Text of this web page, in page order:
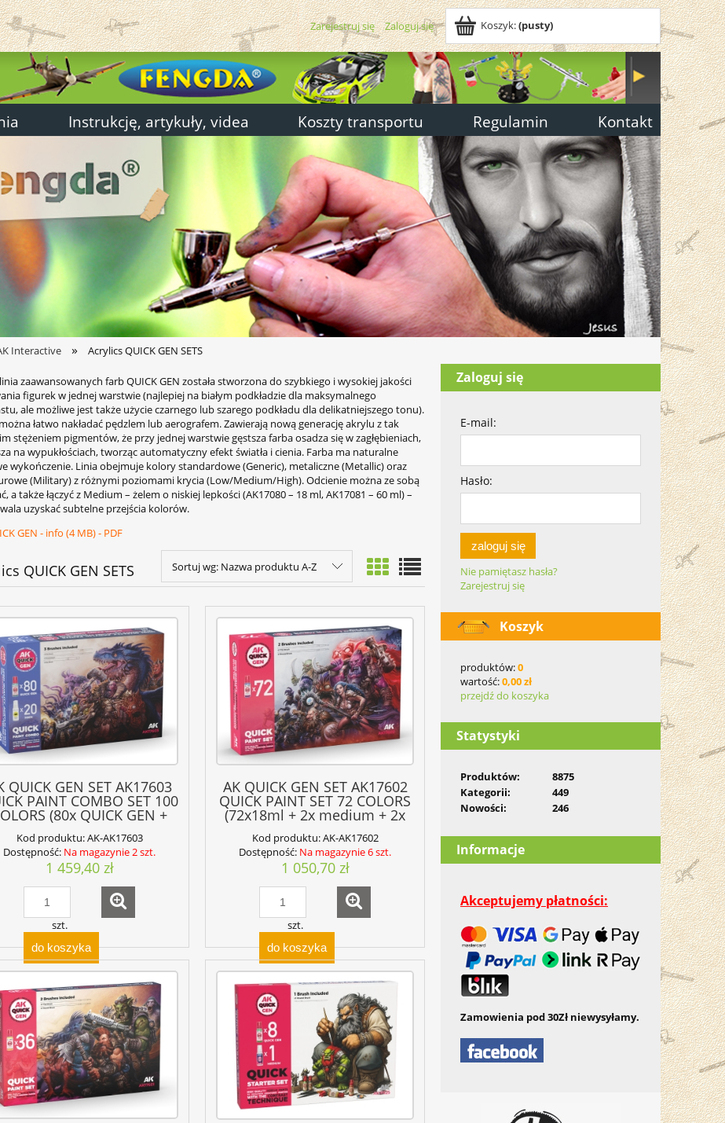
Koszyk:(pusty)
Zarejestruj się Zaloguj się
Instrukcję, artykuły, videa Koszty transportu Regulamin Kontakt
Interactive » Acrylics QUICK GEN SETS
zaawansowanych farb QUICK GEN została stworzona do szybkiego i wysokiej jakości
figurek w jednej warstwie (najlepiej na białym podkładzie dla maksymalnego
ale możliwe jest także użycie czarnego lub szarego podkładu dla delikatniejszego tonu).
łatwo nakładać pędzlem lub aerografem. Zawierają nową generację akrylu z tak
stężeniem pigmentów, że przy jednej warstwie gęstsza farba osadza się w zagłębieniach,
na wypukłościach, tworząc automatyczny efekt światła i cienia. Farba ma naturalne
wykończenie. Linia obejmuje kolory standardowe (Generic), metaliczne (Metallic) oraz
(Military) z różnymi poziomami krycia (Low/Medium/High). Odcienie można ze sobą
a także łączyć z Medium – żelem o niskiej lepkości (AK17080 – 18 ml, AK17081 – 60 ml) –
uzyskać subtelne przejścia kolorów.
GEN - info (4 MB) - PDF
QUICK GEN SETS Sortuj wg: Nazwa produktu A-Z
QUICK GEN SET AK17603
PAINT COMBO SET 100
(80x QUICK GEN +
20x 3GEN + 3x BRUSHES)
Kod produktu:AK-AK17603
Dostępność: Na magazynie 2 szt.
1 459,40 zł
szt.
do koszyka
AK QUICK GEN SET AK17602
QUICK PAINT SET 72 COLORS
(72x18ml + 2x medium + 2x
brushes)
Kod produktu:AK-AK17602
Dostępność: Na magazynie 6 szt.
1 050,70 zł
szt.
do koszyka
Zaloguj się
E-mail:
Hasło:
zaloguj się
Nie pamiętasz hasła?
Zarejestruj się
Koszyk
produktów:0
wartość:0,00 zł
przejdź do koszyka
Statystyki
Produktów:
8875
Kategorii:
449
Nowości:
246
Informacje
Akceptujemy płatności:
Zamowienia pod 30Zł niewysyłamy.